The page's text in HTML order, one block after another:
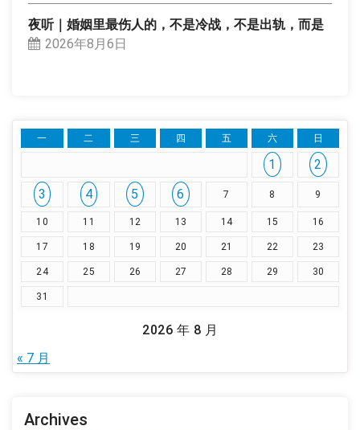
夜听｜婚姻里最伤人的，不是冷战，不是出轨，而是
2026年8月6日
2026 年 8 月
一 二 三 四 五 六 日
1
2
3
4 5 6 7 8 9
10 11 12 13 14 15 16
17 18 19 20 21 22 23
24 25 26 27 28 29 30
31
« 7 月
Archives